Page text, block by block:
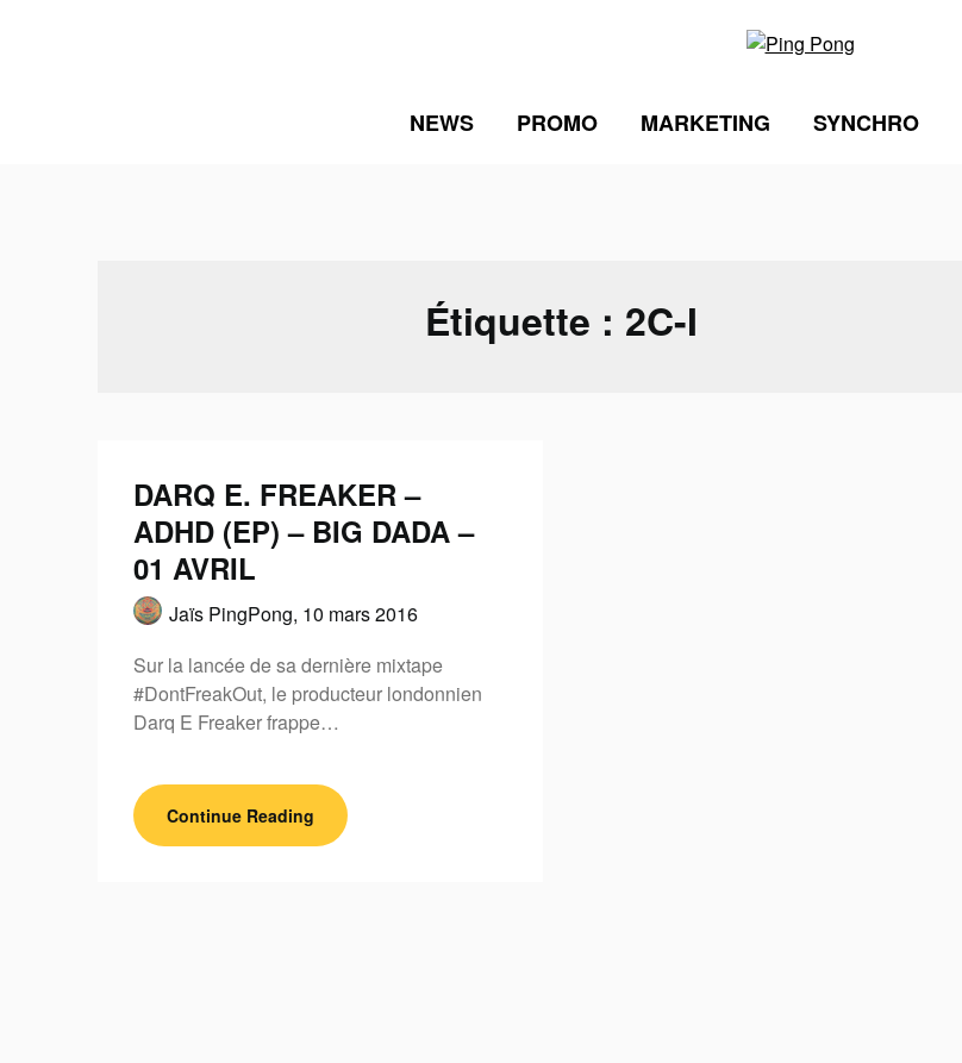
NEWS PROMO MARKETING SYNCHRO
Étiquette : 2C-I
DARQ E. FREAKER –
ADHD (EP) – BIG DADA –
01 AVRIL
Jaïs PingPong, 10 mars 2016
Sur la lancée de sa dernière mixtape
#DontFreakOut, le producteur londonnien
Darq E Freaker frappe…
Continue Reading